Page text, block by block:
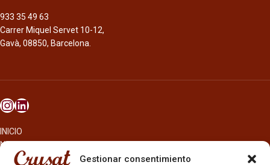
Gestionar consentimiento
933 35 49 63
Carrer Miquel Servet 10-12,
Gavà, 08850, Barcelona.
INICIO
NOSOTROS
CERVEZAS